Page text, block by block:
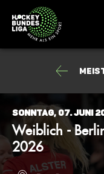
Sonntag, 07. Juni
Weiblich -
2026